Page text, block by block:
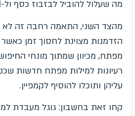
מה שעלול להוביל לבזבוז כסף ול-ROI נמוך.
מהצד השני, התאמה רחבה זה לא
הזדמנות מצוינת לחסוך זמן
מפתח, מכיוון שמתוך מונחי
רעיונות למילות מפתח חדשות
עליהן ותוכלו להוסיף לקמפיין.